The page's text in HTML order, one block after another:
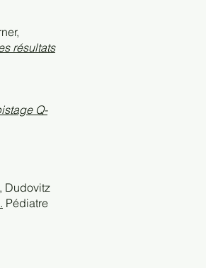
résultats
Q-
Dudovitz
Pédiatre